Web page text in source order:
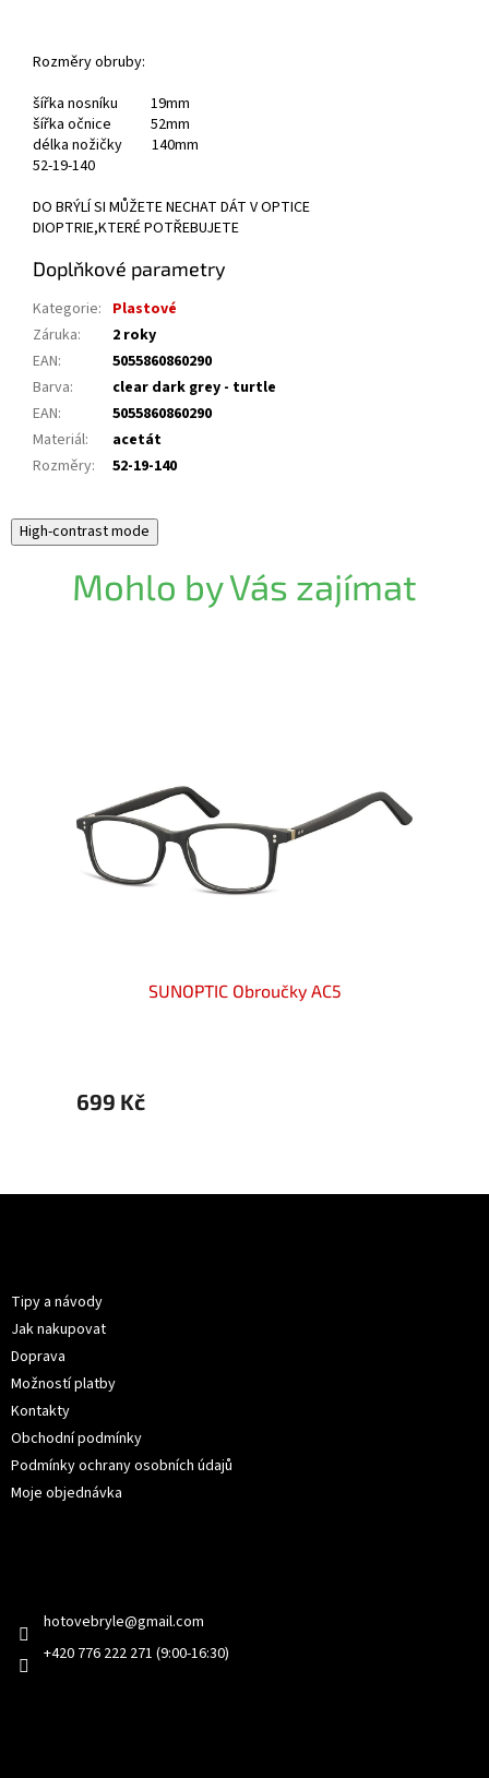
Rozměry obruby:
šířka nosníku 19mm
šířka očnice 52mm
délka nožičky 140mm
52-19-140
DO BRÝLÍ SI MŮŽETE NECHAT DÁT V OPTICE
DIOPTRIE,KTERÉ POTŘEBUJETE
Doplňkové parametry
Kategorie: Plastové
Záruka:
2 roky
EAN:
5055860860290
Barva:
clear dark grey - turtle
EAN:
5055860860290
Materiál:
acetát
Rozměry: 52-19-140
High-contrast mode
Mohlo by Vás zajímat
SUNOPTIC Obroučky AC5
699 Kč
Tipy a návody
Jak nakupovat
Doprava
Možností platby
Kontakty
Obchodní podmínky
Podmínky ochrany osobních údajů
Moje objednávka
hotovebryle@gmail.com
+420 776 222 271 (9:00-16:30)